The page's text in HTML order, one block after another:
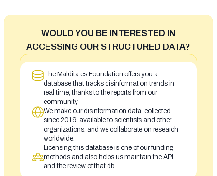
WOULD YOU BE INTERESTED IN
ACCESSING OUR STRUCTURED DATA?
The Maldita.es Foundation offers you a
database that tracks disinformation trends in
real time, thanks to the reports from our
community
We make our disinformation data, collected
since 2019, available to scientists and other
organizations, and we collaborate on research
worldwide.
Licensing this database is one of our funding
methods and also helps us maintain the API
and the review of that db.